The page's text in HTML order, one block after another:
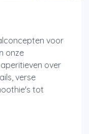
voor
onze
over
verse
tot